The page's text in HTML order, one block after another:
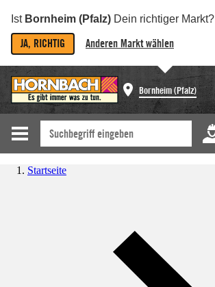
Ist Bornheim (Pfalz) Dein richtiger Markt?
JA, RICHTIG Anderen Markt wählen
Bornheim (Pfalz)
Startseite